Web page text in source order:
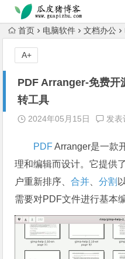
跳转到主内容
首页 电脑软件 文档办公
PDF Arranger-免费开
转工具
2024年05月15日 发表
PDFArranger是一款
理和编辑而设计。它提供
户重新排序、合并 、分割
需要对PDF文件进行基本
A+